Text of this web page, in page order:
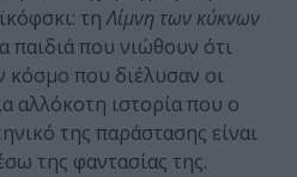
τηΛίμνη των κύκνων
παιδιά που νιώθουν ότι
κόσμο που διέλυσαν οι
αλλόκοτη ιστορία που ο
της παράστασης είναι
της φαντασίας της.